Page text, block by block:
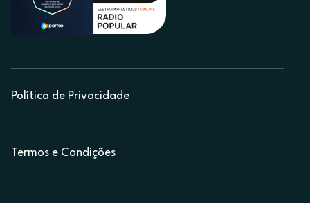
Política de Privacidade
Termos e Condições